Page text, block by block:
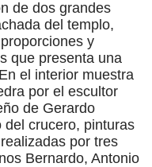
de dos grandes
del templo,
y
que presenta una
el interior muestra
por el escultor
de Gerardo
del crucero, pinturas
por tres
Bernardo, Antonio